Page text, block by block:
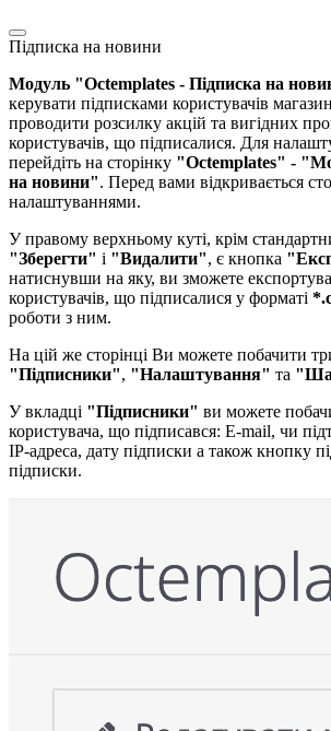
Підписка на новини
Модуль "Octemplates - Підписка на
керувати підписками користувачів
проводити розсилку акцій та вигідних
користувачів, що підписалися. Для
перейдіть на сторінку "Octemplates" -
на новини". Перед вами відкривається
налаштуваннями.
У правому верхньому куті, крім
"Зберегти" і "Видалити", є кнопка
натиснувши на яку, ви зможете
користувачів, що підписалися у форматі
роботи з ним.
На цій же сторінці Ви можете побачити
"Підписники", "Налаштування" та
У вкладці "Підписники" ви можете
користувача, що підписався: E-mail, чи
IP-адреса, дату підписки а також кнопку
підписки.